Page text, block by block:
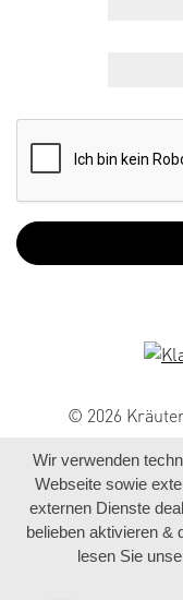
© 2026
Wir verwenden
Webseite sowie
externen Dienste
belieben aktivieren &
lesen Sie